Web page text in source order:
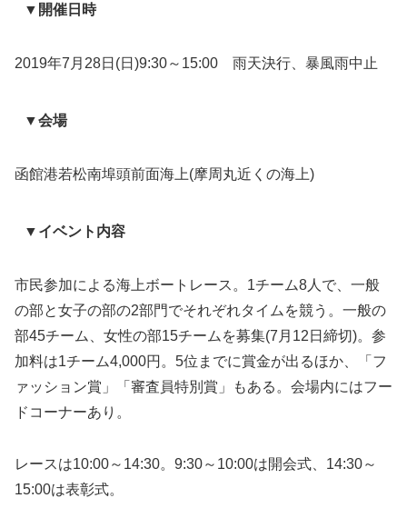
▼開催日時
2019年7月28日(日)9:30～15:00 雨天決行、暴風雨中止
▼会場
函館港若松南埠頭前面海上(摩周丸近くの海上)
▼イベント内容
市民参加による海上ボートレース。1チーム8人で、一般
の部と女子の部の2部門でそれぞれタイムを競う。一般の
部45チーム、女性の部15チームを募集(7月12日締切)。参
加料は1チーム4,000円。5位までに賞金が出るほか、「フ
ァッション賞」「審査員特別賞」もある。会場内にはフー
ドコーナーあり。
レースは10:00～14:30。9:30～10:00は開会式、14:30～
15:00は表彰式。